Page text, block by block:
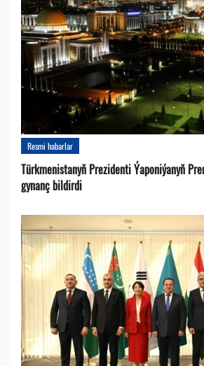
Resmi habarlar
Türkmenistanyň Prezidenti Ýaponiýanyň
gynanç bildirdi